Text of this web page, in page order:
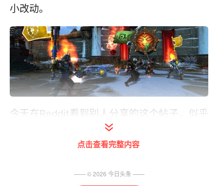
小改动。
今天在Reddit看到别人分享的这个帖子，似乎
是前夕新增加的一个按键选项，可以替代原有
的Tab键选中敌人。可以在“按键设置”- “选中
认设置是没有快捷键。
点击查看完整内容
—— ©2026 今日头条 ——